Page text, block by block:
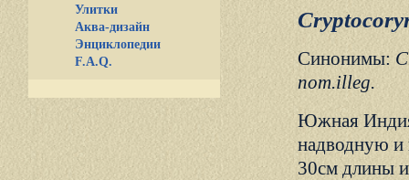
Улитки
Аква-дизайн
Энциклопедии
F.A.Q.
Синонимы:
nom.illeg.
Южная
надводную и
30см длины